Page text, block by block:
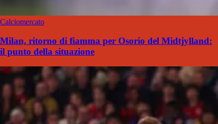
Calciomercato
Milan, ritorno di fiamma per Osorio del Midtjylland:
il punto della situazione